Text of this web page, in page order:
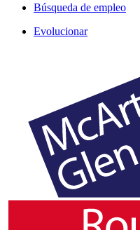
Búsqueda de empleo
Evolucionar